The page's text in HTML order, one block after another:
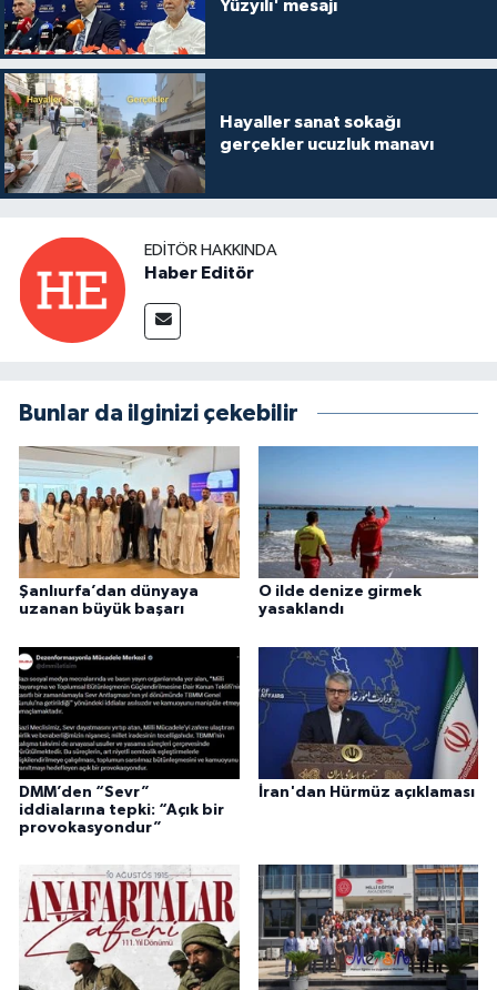
Yüzyılı' mesajı
Hayaller sanat sokağı
gerçekler ucuzluk manavı
EDITÖR HAKKINDA
Haber Editör
Bunlar da ilginizi çekebilir
Şanlıurfa’dan dünyaya
uzanan büyük başarı
O ilde denize girmek
yasaklandı
DMM’den “Sevr”
iddialarına tepki: “Açık bir
provokasyondur”
İran'dan Hürmüz açıklaması